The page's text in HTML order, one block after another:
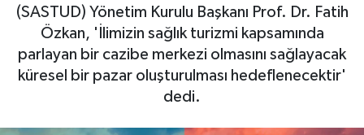
(SASTUD) Yönetim Kurulu Başkanı Prof. Dr. Fatih
Özkan, 'İlimizin sağlık turizmi kapsamında
parlayan bir cazibe merkezi olmasını sağlayacak
küresel bir pazar oluşturulması hedeflenecektir'
dedi.